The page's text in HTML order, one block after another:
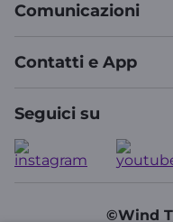
Comunicazioni
Contatti e App
Seguici su
©Wind